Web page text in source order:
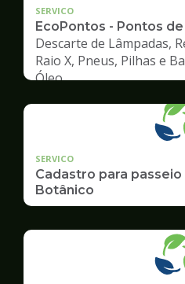
SERVICO
EcoPontos - Pontos
Descarte de Lâmpadas,
Raio X, Pneus, Pilhas e
Óleo
SERVICO
Cadastro para
Botânico